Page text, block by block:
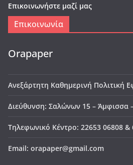
Επικοινωνήστε μαζί μας
Επικοινωνία
Orapaper
Ανεξάρτητη Καθημερινή Πολιτική
Διεύθυνση: Σαλώνων 15 – Άμφισσα
Τηλεφωνικό Κέντρο: 22653 06808 &
Email: orapaper@gmail.com